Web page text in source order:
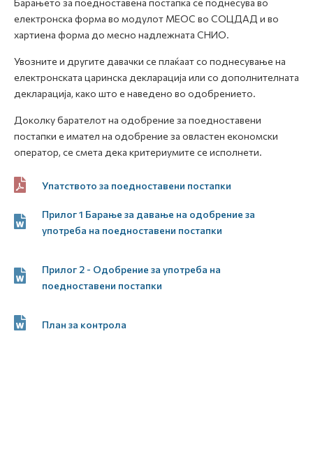
Барањето за поедноставена постапка се поднесува во
електронска форма во модулот МЕОС во СОЦДАД и во
хартиена форма до месно надлежната СНИО.
Увозните и другите давачки се плаќаат со поднесување на
електронската царинска декларација или со дополнителната
декларација, како што е наведено во одобрението.
Доколку барателот на одобрение за поедноставени
постапки е имател на одобрение за овластен економски
оператор, се смета дека критериумите се исполнети.
Упатството за поедноставени постапки
Прилог 1 Барање за давање на одобрение за
употреба на поедноставени постапки
Прилог 2 - Одобрение за употреба на
поедноставени постапки
План за контрола